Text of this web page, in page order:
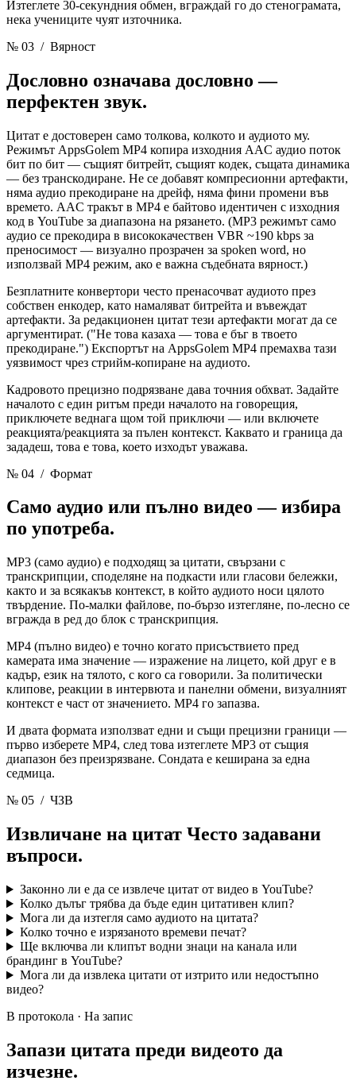
Изтеглете 30-секундния обмен, вграждай го до стенограмата,
нека учениците чуят източника.
№ 03 / Вярност
Дословно означава дословно—
перфектен звук.
Цитат е достоверен само толкова, колкото и аудиото му.
Режимът AppsGolem MP4 копира изходния AAC аудио поток
бит по бит — същият битрейт, същият кодек, същата динамика
— без транскодиране. Не се добавят компресионни артефакти,
няма аудио прекодиране на дрейф, няма фини промени във
времето. AAC тракът в MP4 е байтово идентичен с изходния
код в YouTube за диапазона на рязането. (MP3 режимът само
аудио се прекодира в висококачествен VBR ~190 kbps за
преносимост — визуално прозрачен за spoken word, но
използвай MP4 режим, ако е важна съдебната вярност.)
Безплатните конвертори често пренасочват аудиото през
собствен енкодер, като намаляват битрейта и въвеждат
артефакти. За редакционен цитат тези артефакти могат да се
аргументират. ("Не това казаха — това е бъг в твоето
прекодиране.") Експортът на AppsGolem MP4 премахва тази
уязвимост чрез стрийм-копиране на аудиото.
Кадровото прецизно подрязване дава точния обхват. Задайте
началото с един ритъм преди началото на говорещия,
приключете веднага щом той приключи — или включете
реакцията/реакцията за пълен контекст. Каквато и граница да
зададеш, това е това, което изходът уважава.
№ 04 / Формат
Само аудио или пълно видео— избира
по употреба.
MP3 (само аудио) е подходящ за цитати, свързани с
транскрипции, споделяне на подкасти или гласови бележки,
както и за всякакъв контекст, в който аудиото носи цялото
твърдение. По-малки файлове, по-бързо изтегляне, по-лесно се
вгражда в ред до блок с транскрипция.
MP4 (пълно видео) е точно когато присъствието пред
камерата има значение — изражение на лицето, кой друг е в
кадър, език на тялото, с кого са говорили. За политически
клипове, реакции в интервюта и панелни обмени, визуалният
контекст е част от значението. MP4 го запазва.
И двата формата използват едни и същи прецизни граници —
първо изберете MP4, след това изтеглете MP3 от същия
диапазон без преизрязване. Сондата е кеширана за една
седмица.
№ 05 / ЧЗВ
Извличане на цитат Често задавани
въпроси.
Законно ли е да се извлече цитат от видео в YouTube?
Колко дълъг трябва да бъде един цитативен клип?
Мога ли да изтегля само аудиото на цитата?
Колко точно е изрязаното времеви печат?
Ще включва ли клипът водни знаци на канала или
брандинг в YouTube?
Мога ли да извлека цитати от изтрито или недостъпно
видео?
В протокола · На запис
Запази цитата преди видеото да
изчезне.